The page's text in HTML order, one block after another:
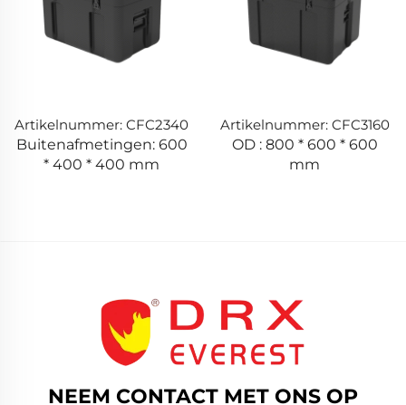
Artikelnummer: CFC2340
Buitenafmetingen: 600
* 400 * 400 mm
Artikelnummer: CFC3160
OD : 800 * 600 * 600
mm
NEEM CONTACT MET ONS OP